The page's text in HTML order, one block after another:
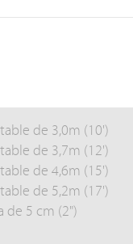
de 3,0m (10')
de 3,7m (12')
de 4,6m (15')
de 5,2m (17')
de 5 cm (2")